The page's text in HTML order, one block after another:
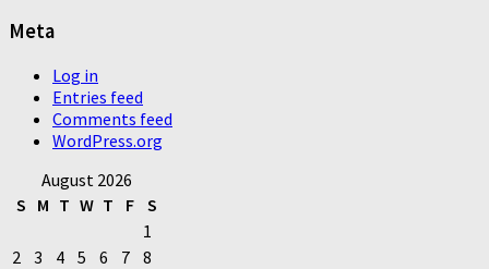
Meta
Log in
Entries feed
Comments feed
WordPress.org
August 2026
S M T W T F S
1
2
3 4 5 6 7 8